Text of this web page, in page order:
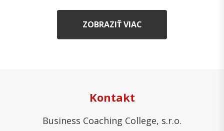
ZOBRAZIŤ VIAC
Kontakt
Business Coaching College, s.r.o.